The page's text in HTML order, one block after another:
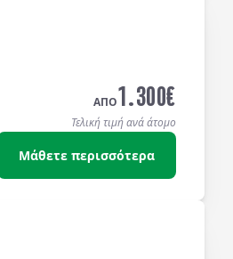
ΑΠΟ1.300€
Τελική τιμή ανά άτομο
Μάθετε περισσότερα